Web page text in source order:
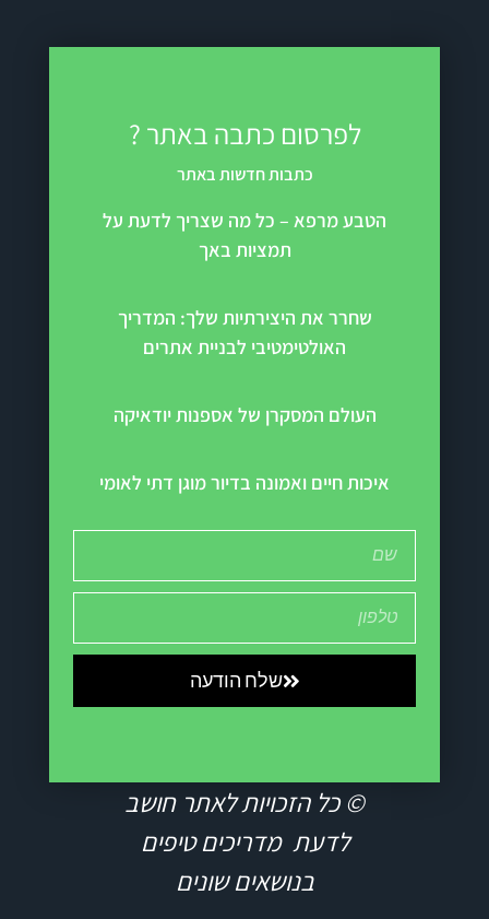
לפרסום כתבה באתר ?
כתבות חדשות באתר
הטבע מרפא – כל מה שצריך לדעת על
תמציות באך
שחרר את היצירתיות שלך: המדריך
האולטימטיבי לבניית אתרים
העולם המסקרן של אספנות יודאיקה
איכות חיים ואמונה בדיור מוגן דתי לאומי
שלח הודעה
© כל הזכויות לאתר חושב
לדעת מדריכים טיפים
בנושאים שונים